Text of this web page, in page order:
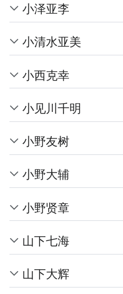
小泽亚李
小清水亚美
小西克幸
小见川千明
小野友树
小野大辅
小野贤章
山下七海
山下大辉